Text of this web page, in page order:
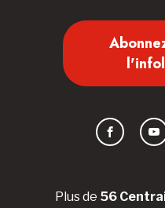
Plus de 56
Facebook